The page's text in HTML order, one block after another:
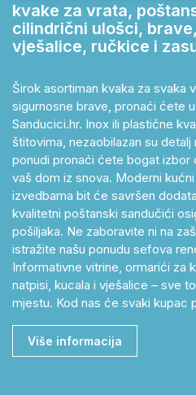
kvake za vrata,
cilindrični ulošci,
vješalice, ručkice i
Širok asortiman kvaka za svaka
sigurnosne brave, pronaći ćete
Sanducici.hr. Inox ili plastične
štitovima, nezaobilazan su detalj
ponudi pronaći ćete bogat izbor
vaš dom iz snova. Moderni
izvedbama bit će savršen
kvalitetni poštanski sandučići
pošiljaka. Ne zaboravite ni na
istražite našu ponudu sefova
Informativne vitrine, ormarići za
natpisi, kucala i vješalice – sve
mjestu. Kod nas će svaki kupac
Više informacija